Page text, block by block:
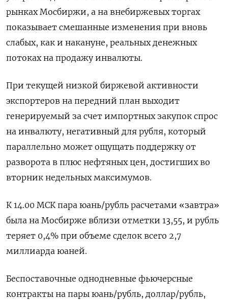
рынках Мосбиржи, а на внебиржевых торгах
показывает смешанные изменения при вновь
слабых, как и накануне, реальных денежных
потоках на продажу инвалюты.
При текущей низкой биржевой активности
экспортеров на передний план выходит
генерируемый за счет импортных закупок спрос
на инвалюту, негативный для рубля, который
параллельно может ощущать поддержку от
разворота в плюс нефтяных цен, достигших во
вторник недельных максимумов.
К 14.00 МСК пара юань/рубль расчетами «завтра»
была на Мосбирже вблизи отметки 13,55, и рубль
теряет 0,4% при объеме сделок всего 2,7
миллиарда юаней.
Беспоставочные однодневные фьючерсные
контракты на пары юань/рубль, доллар/рубль,